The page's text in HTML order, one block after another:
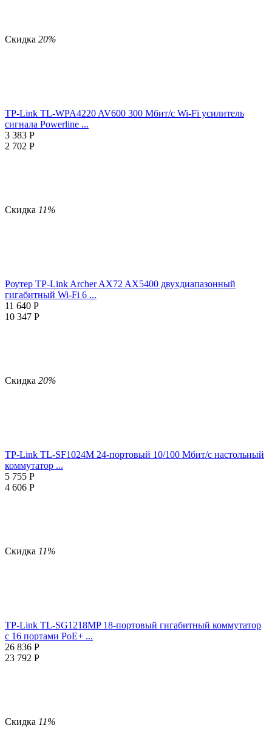
Скидка 20%
TP-Link TL-WPA4220 AV600 300 Мбит/с Wi-Fi усилитель
сигнала Powerline ...
3 383 Р
2 702 Р
Скидка 11%
Роутер TP-Link Archer AX72 AX5400 двухдиапазонный
гигабитный Wi-Fi 6 ...
11 640 Р
10 347 Р
Скидка 20%
TP-Link TL-SF1024M 24-портовый 10/100 Мбит/с настольный
коммутатор ...
5 755 Р
4 606 Р
Скидка 11%
TP-Link TL-SG1218MP 18-портовый гигабитный коммутатор
с 16 портами PoE+ ...
26 836 Р
23 792 Р
Скидка 11%